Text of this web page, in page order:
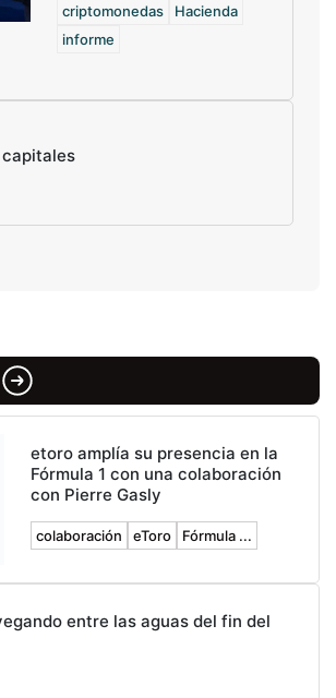
criptomonedas
Hacienda
informe
capitales
etoro amplía su presencia en la
Fórmula 1 con una colaboración
con Pierre Gasly
colaboración eToro Fórmula ...
entre las aguas del fin del